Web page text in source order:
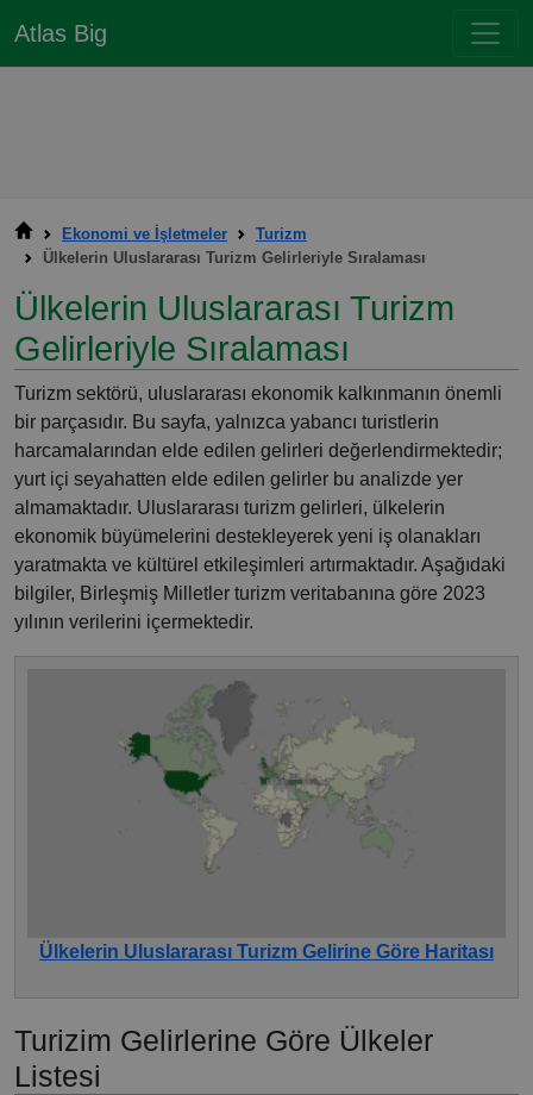
Atlas Big
Ekonomi ve İşletmeler
Turizm
Ülkelerin Uluslararası Turizm Gelirleriyle Sıralaması
Ülkelerin Uluslararası Turizm
Gelirleriyle Sıralaması
Turizm sektörü, uluslararası ekonomik kalkınmanın önemli
bir parçasıdır. Bu sayfa, yalnızca yabancı turistlerin
harcamalarından elde edilen gelirleri değerlendirmektedir;
yurt içi seyahatten elde edilen gelirler bu analizde yer
almamaktadır. Uluslararası turizm gelirleri, ülkelerin
ekonomik büyümelerini destekleyerek yeni iş olanakları
yaratmakta ve kültürel etkileşimleri artırmaktadır. Aşağıdaki
bilgiler, Birleşmiş Milletler turizm veritabanına göre 2023
yılının verilerini içermektedir.
Ülkelerin Uluslararası Turizm Gelirine Göre Haritası
Turizim Gelirlerine Göre Ülkeler
Listesi